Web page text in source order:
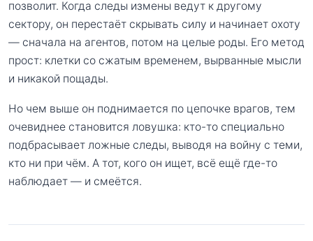
позволит. Когда следы измены ведут к другому
сектору, он перестаёт скрывать силу и начинает охоту
— сначала на агентов, потом на целые роды. Его метод
прост: клетки со сжатым временем, вырванные мысли
и никакой пощады.
Но чем выше он поднимается по цепочке врагов, тем
очевиднее становится ловушка: кто-то специально
подбрасывает ложные следы, выводя на войну с теми,
кто ни при чём. А тот, кого он ищет, всё ещё где-то
наблюдает — и смеётся.